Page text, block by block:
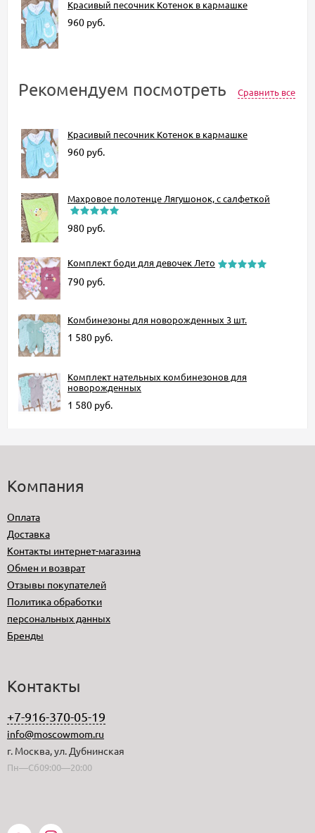
Красивый песочник Котенок в кармашке
960 руб.
Рекомендуем посмотреть Сравнить все
Красивый песочник Котенок в кармашке
960 руб.
Махровое полотенце Лягушонок, с салфеткой
980 руб.
Комплект боди для девочек Лето
790 руб.
Комбинезоны для новорожденных 3 шт.
1 580 руб.
Комплект нательных комбинезонов для
новорожденных
1 580 руб.
Компания
Оплата
Доставка
Контакты интернет-магазина
Обмен и возврат
Отзывы покупателей
Политика обработки
персональных данных
Бренды
Контакты
+7-916-370-05-19
info@moscowmom.ru
г. Москва, ул. Дубнинская
Пн—Сб09:00—20:00